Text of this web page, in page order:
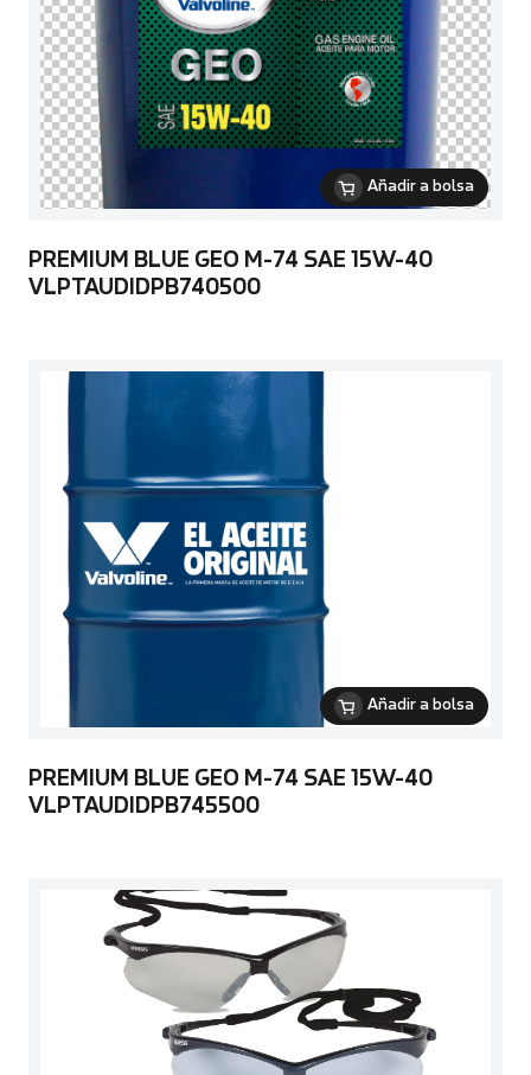
Añadir a bolsa
PREMIUM BLUE GEO M-74 SAE 15W-40
VLPTAUDIDPB740500
Añadir a bolsa
PREMIUM BLUE GEO M-74 SAE 15W-40
VLPTAUDIDPB745500